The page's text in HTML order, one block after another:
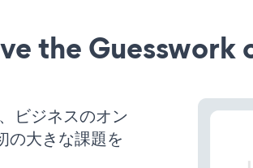
the
ビジネスのオン
の大きな課題を